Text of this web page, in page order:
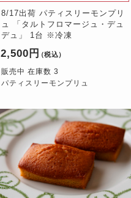
8/17出荷 パティスリーモンプリ
ュ 「タルトフロマージュ・デュ
デュ」 1台 ※冷凍
2,500円 （税込）
販売中 在庫数 3
パティスリーモンプリュ